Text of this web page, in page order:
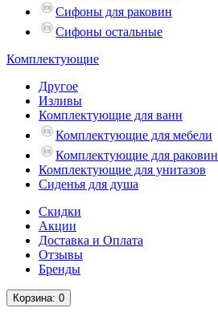
Сифоны для раковин
Сифоны остальные
Комплектующие
Другое
Изливы
Комплектующие для ванн
Комплектующие для мебели
Комплектующие для раковин
Комплектующие для унитазов
Сиденья для душа
Скидки
Акции
Доставка и Оплата
Отзывы
Бренды
Корзина: 0